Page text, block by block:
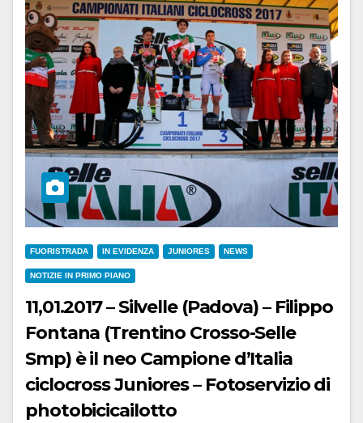
FUORISTRADA IN EVIDENZA JUNIORES NEWS
NOTIZIE IN PRIMO PIANO
11,01.2017 – Silvelle (Padova) – Filippo
Fontana (Trentino Crosso-Selle
Smp) è il neo Campione d’Italia
ciclocross Juniores – Fotoservizio di
photobicicailotto